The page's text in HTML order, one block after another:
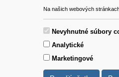
Na našich webových
Nevyhnutné súbory
Analytické
Marketingové
Pomoc
Kontakt